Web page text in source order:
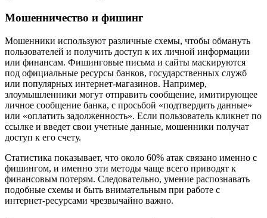
Мошенничество и фишинг
Мошенники используют различные схемы, чтобы обмануть
пользователей и получить доступ к их личной информации
или финансам. Фишинговые письма и сайты маскируются
под официальные ресурсы банков, государственных служб
или популярных интернет-магазинов. Например,
злоумышленники могут отправить сообщение, имитирующее
личное сообщение банка, с просьбой «подтвердить данные»
или «оплатить задолженность». Если пользователь кликнет по
ссылке и введет свои учетные данные, мошенники получат
доступ к его счету.
Статистика показывает, что около 60% атак связано именно с
фишингом, и именно эти методы чаще всего приводят к
финансовым потерям. Следовательно, умение распознавать
подобные схемы и быть внимательным при работе с
интернет-ресурсами чрезвычайно важно.